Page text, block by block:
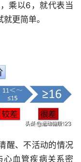
乘以6，就代表当
更简单。
醒、不活动的情况
心血管疾病关系密